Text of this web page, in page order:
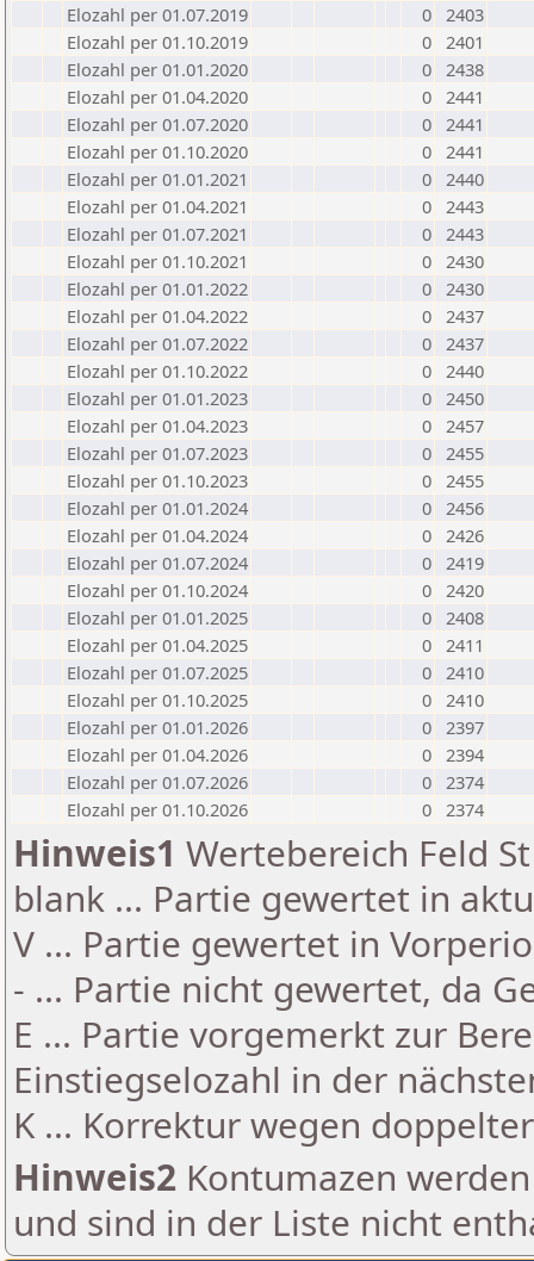
Elozahl per 01.07.2019
0 2403
Elozahl per 01.10.2019
0 2401
Elozahl per 01.01.2020
0 2438
Elozahl per 01.04.2020
0 2441
Elozahl per 01.07.2020
0 2441
Elozahl per 01.10.2020
0 2441
Elozahl per 01.01.2021
0 2440
Elozahl per 01.04.2021
0 2443
Elozahl per 01.07.2021
0 2443
Elozahl per 01.10.2021
0 2430
Elozahl per 01.01.2022
0 2430
Elozahl per 01.04.2022
0 2437
Elozahl per 01.07.2022
0 2437
Elozahl per 01.10.2022
0 2440
Elozahl per 01.01.2023
0 2450
Elozahl per 01.04.2023
0 2457
Elozahl per 01.07.2023
0 2455
Elozahl per 01.10.2023
0 2455
Elozahl per 01.01.2024
0 2456
Elozahl per 01.04.2024
0 2426
Elozahl per 01.07.2024
0 2419
Elozahl per 01.10.2024
0 2420
Elozahl per 01.01.2025
0 2408
Elozahl per 01.04.2025
0 2411
Elozahl per 01.07.2025
0 2410
Elozahl per 01.10.2025
0 2410
Elozahl per 01.01.2026
0 2397
Elozahl per 01.04.2026
0 2394
Elozahl per 01.07.2026
0 2374
Elozahl per 01.10.2026
0 2374
Hinweis1 Wertebereich Feld
blank ... Partie gewertet in
V ... Partie gewertet in
- ... Partie nicht gewertet, da
E ... Partie vorgemerkt zur
Einstiegselozahl in der
K ... Korrektur wegen
Hinweis2 Kontumazen
und sind in der Liste nicht